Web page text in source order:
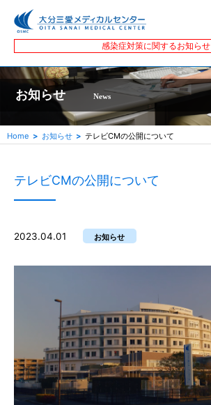
感染症対策に関するお知らせ
お知らせ News
Home お知らせ テレビCMの公開について
テレビCMの公開について
2023.04.01 お知らせ